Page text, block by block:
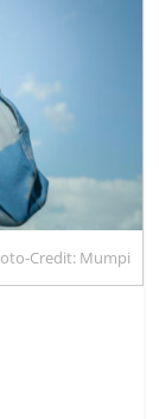
Credit: Mumpi